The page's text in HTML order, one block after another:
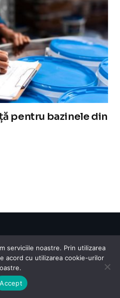
pentru bazinele din
Telefoane
serviciile noastre. Prin utilizarea
acord cu utilizarea cookie-urilor
Accept